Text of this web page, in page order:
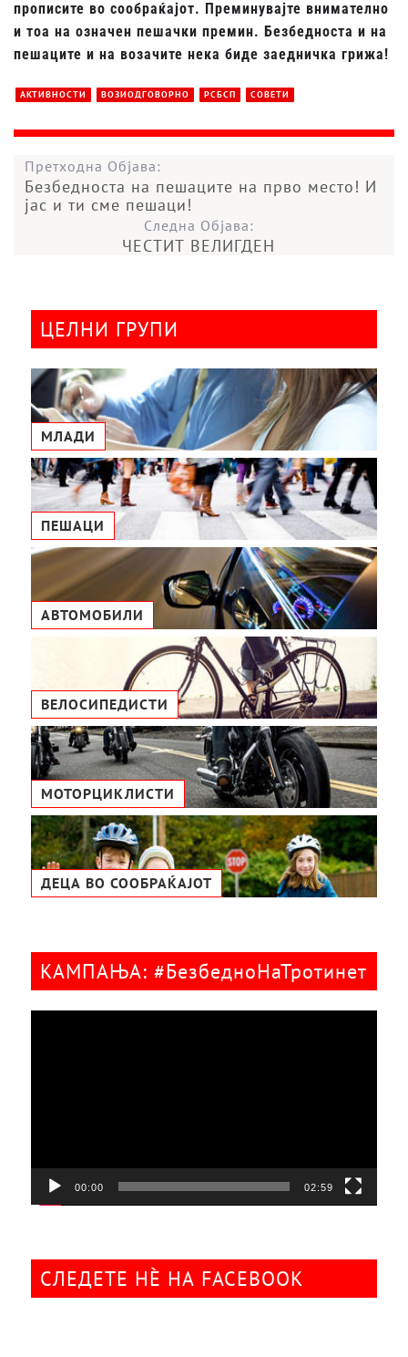
прописите во сообраќајот. Преминувајте внимателно
и тоа на означен пешачки премин. Безбедноста и на
пешаците и на возачите нека биде заедничка грижа!
АКТИВНОСТИ ВОЗИОДГОВОРНО РСБСП СОВЕТИ
Претходна Објава:
Безбедноста на пешаците на прво место! И
јас и ти сме пешаци!
Следна Објава:
ЧЕСТИТ ВЕЛИГДЕН
ЦЕЛНИ ГРУПИ
МЛАДИ
ПЕШАЦИ
АВТОМОБИЛИ
ВЕЛОСИПЕДИСТИ
МОТОРЦИКЛИСТИ
ДЕЦА ВО СООБРАЌАЈОТ
КАМПАЊА: #БезбедноНаТротинет
00:00 02:59
СЛЕДЕТЕ НÈ НА FACEBOOK